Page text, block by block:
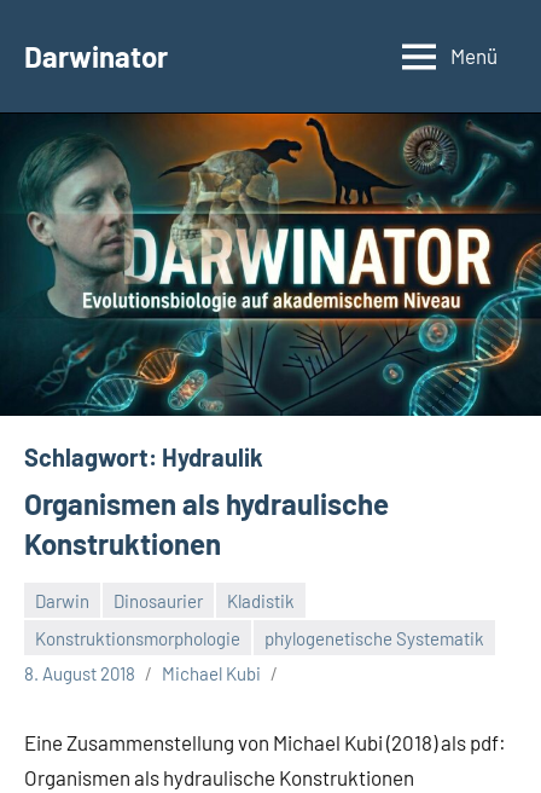
InhaltDarwinator
Evolutionsbiologie
Menü
Schlagwort: Hydraulik
Organismen als hydraulische
Konstruktionen
Darwin Dinosaurier
Kladistik
Konstruktionsmorphologie
phylogenetische Systematik
8. August 2018
Michael Kubi
Eine Zusammenstellung von Michael Kubi (2018) als pdf:
Organismen als hydraulische Konstruktionen